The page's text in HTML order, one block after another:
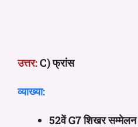
उत्तर:C) फ्रांस
व्याख्या:
52वें G7 शिखर सम्मेलन